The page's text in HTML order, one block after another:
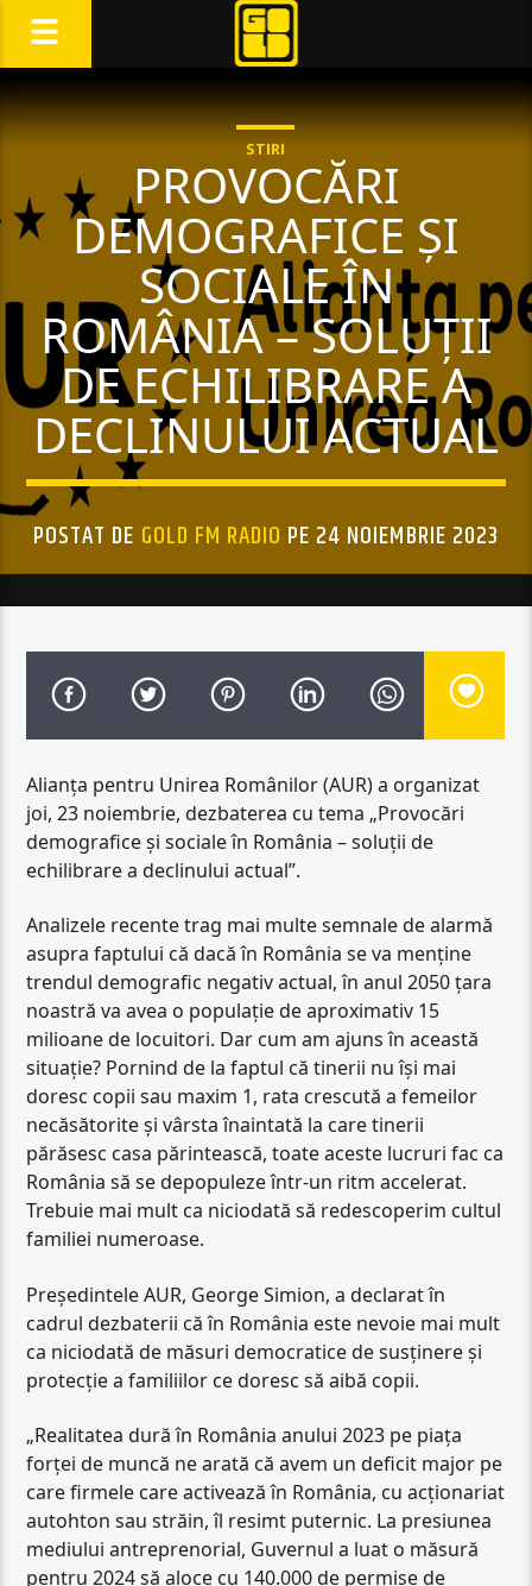
STIRI
PROVOCĂRI
DEMOGRAFICE ȘI
SOCIALE ÎN
ROMÂNIA – SOLUȚII
DE ECHILIBRARE A
DECLINULUI ACTUAL
POSTAT DE GOLD FM RADIO PE 24 NOIEMBRIE 2023
Alianța pentru Unirea Românilor (AUR) a organizat
joi, 23 noiembrie, dezbaterea cu tema „Provocări
demografice și sociale în România – soluții de
echilibrare a declinului actual”.
Analizele recente trag mai multe semnale de alarmă
asupra faptului că dacă în România se va menține
trendul demografic negativ actual, în anul 2050 țara
noastră va avea o populație de aproximativ 15
milioane de locuitori. Dar cum am ajuns în această
situație? Pornind de la faptul că tinerii nu își mai
doresc copii sau maxim 1, rata crescută a femeilor
necăsătorite și vârsta înaintată la care tinerii
părăsesc casa părintească, toate aceste lucruri fac ca
România să se depopuleze într-un ritm accelerat.
Trebuie mai mult ca niciodată să redescoperim cultul
familiei numeroase.
Președintele AUR, George Simion, a declarat în
cadrul dezbaterii că în România este nevoie mai mult
ca niciodată de măsuri democratice de susținere și
protecție a familiilor ce doresc să aibă copii.
„Realitatea dură în România anului 2023 pe piața
forței de muncă ne arată că avem un deficit major pe
care firmele care activează în România, cu acționariat
autohton sau străin, îl resimt puternic. La presiunea
mediului antreprenorial, Guvernul a luat o măsură
pentru 2024 să aloce cu 140.000 de permise de